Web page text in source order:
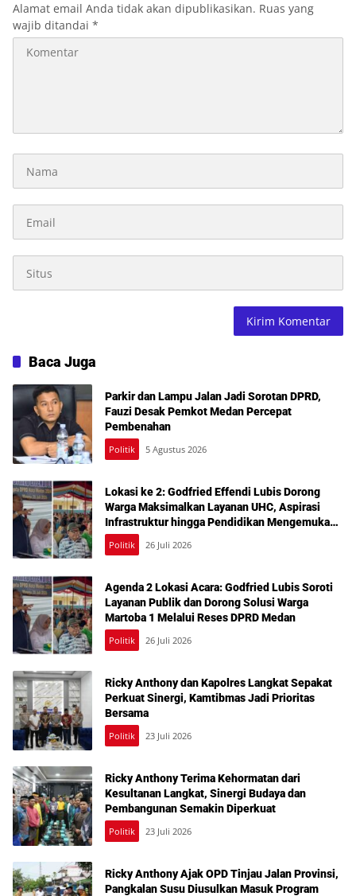
Alamat email Anda tidak akan dipublikasikan. Ruas yang
wajib ditandai *
Baca Juga
Parkir dan Lampu Jalan Jadi Sorotan DPRD,
Fauzi Desak Pemkot Medan Percepat
Pembenahan
Politik 5 Agustus 2026
Lokasi ke 2: Godfried Effendi Lubis Dorong
Warga Maksimalkan Layanan UHC, Aspirasi
Infrastruktur hingga Pendidikan Mengemuka
dalam Reses Medan Amplas
Politik 26 Juli 2026
Agenda 2 Lokasi Acara: Godfried Lubis Soroti
Layanan Publik dan Dorong Solusi Warga
Martoba 1 Melalui Reses DPRD Medan
Politik 26 Juli 2026
Ricky Anthony dan Kapolres Langkat Sepakat
Perkuat Sinergi, Kamtibmas Jadi Prioritas
Bersama
Politik 23 Juli 2026
Ricky Anthony Terima Kehormatan dari
Kesultanan Langkat, Sinergi Budaya dan
Pembangunan Semakin Diperkuat
Politik 23 Juli 2026
Ricky Anthony Ajak OPD Tinjau Jalan Provinsi,
Pangkalan Susu Diusulkan Masuk Program